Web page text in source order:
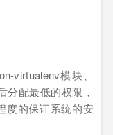
virtualenv模块、
分配最低的权限，
度的保证系统的安